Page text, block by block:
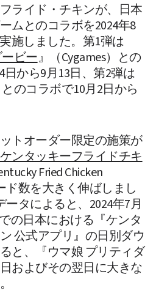
ライド・チキンが、日本
ムとのコラボを2024年8
施しました。第1弾は
ビー』（Cygames）との
日から9月13日、第2弾は
のコラボで10月2日から
トオーダー限定の施策が
ケンタッキーフライドチキ
Fried Chicken
ド数を大きく伸ばしまし
ータによると、2024年7月
の日本における『ケンタ
公式アプリ』の日別ダウ
と、『ウマ娘 プリティダ
およびその翌日に大きな